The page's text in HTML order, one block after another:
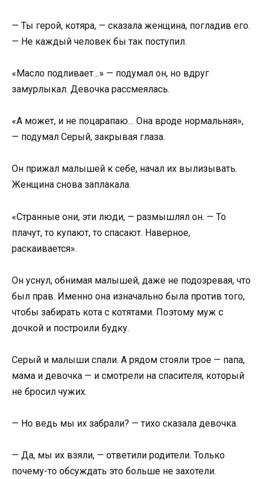
— Ты герой, котяра, — сказала женщина, погладив его.
— Не каждый человек бы так поступил.
«Масло подливает…» — подумал он, но вдруг
замурлыкал. Девочка рассмеялась.
«А может, и не поцарапаю… Она вроде нормальная»,
— подумал Серый, закрывая глаза.
Он прижал малышей к себе, начал их вылизывать.
Женщина снова заплакала.
«Странные они, эти люди, — размышлял он. — То
плачут, то купают, то спасают. Наверное,
раскаивается».
Он уснул, обнимая малышей, даже не подозревая, что
был прав. Именно она изначально была против того,
чтобы забирать кота с котятами. Поэтому муж с
дочкой и построили будку.
Серый и малыши спали. А рядом стояли трое — папа,
мама и девочка — и смотрели на спасителя, который
не бросил чужих.
— Но ведь мы их забрали? — тихо сказала девочка.
— Да, мы их взяли, — ответили родители. Только
почему-то обсуждать это больше не захотели.